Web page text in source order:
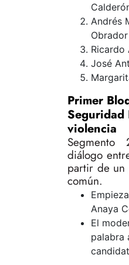
Andrés
Obrador
Ricardo
José
Primer
Seguridad
violencia
diálogo
partir de un
común.
Anaya
El
palabra